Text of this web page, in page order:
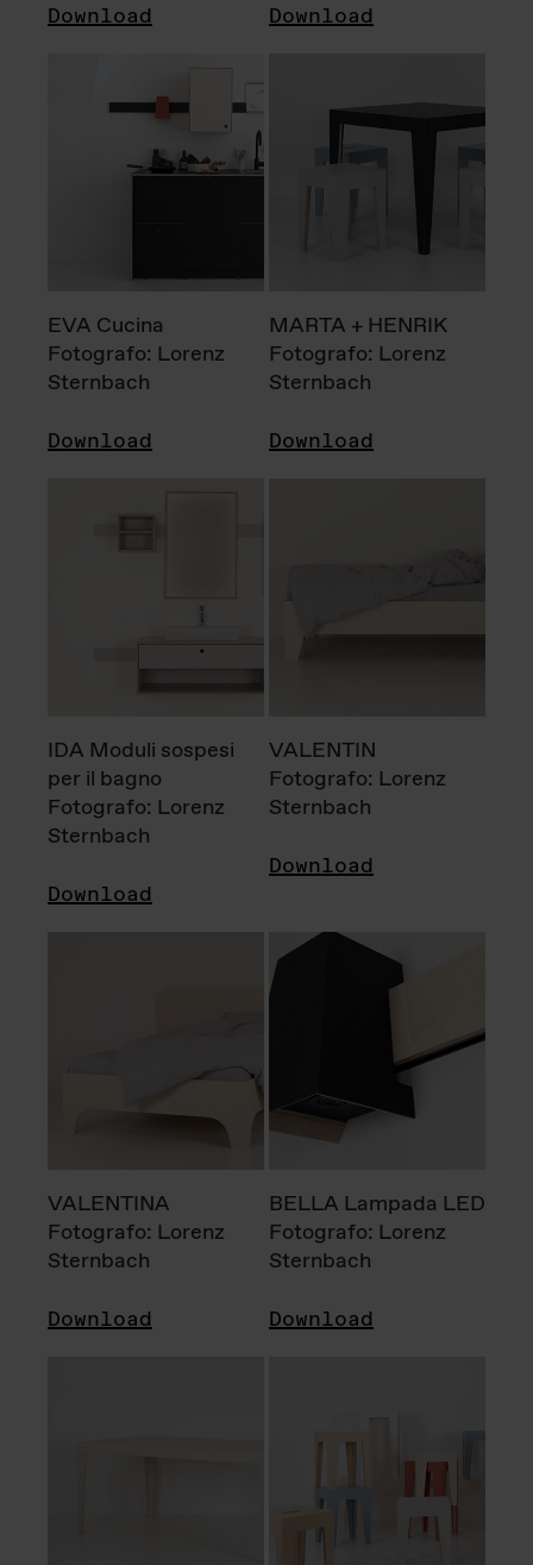
Download Download
EVA Cucina
Fotografo: Lorenz
Sternbach
Download
MARTA + HENRIK
Fotografo: Lorenz
Sternbach
Download
IDA Moduli sospesi
per il bagno
Fotografo: Lorenz
Sternbach
Download
VALENTIN
Fotografo: Lorenz
Sternbach
Download
VALENTINA
Fotografo: Lorenz
Sternbach
Download
BELLA Lampada LED
Fotografo: Lorenz
Sternbach
Download